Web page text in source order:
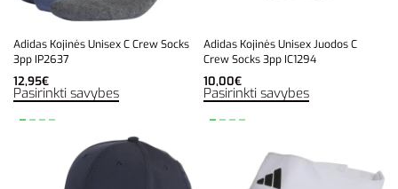
Adidas Kojinės Unisex C Crew Socks
3pp IP2637
12,95€
Pasirinkti savybes
Adidas Kojinės Unisex Juodos C
Crew Socks 3pp IC1294
10,00€
Pasirinkti savybes